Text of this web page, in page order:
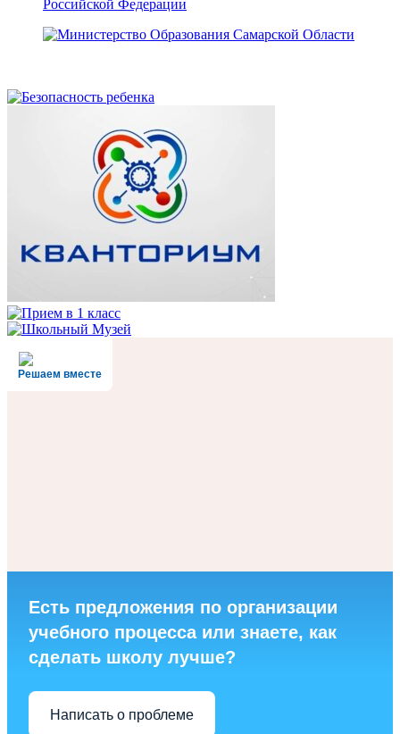
Решаем вместе
Есть предложения по организации
учебного процесса или знаете, как
сделать школу лучше?
Написать о проблеме